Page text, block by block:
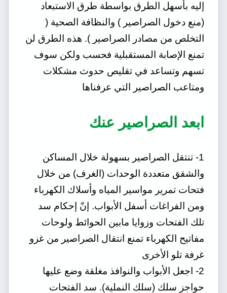
إليه بأسهل الطرق بواسطة طرق الاستبعاد
(منع دخول الصراصير ) والنظافة الصحية (
التخلص من مصادر الصراصير ). هذه الطرق لن
تمنع الإصابة المستقبلية فحسب ولكن سوف
تسهم وتساعد في تقليص حدوث مشكلات
ومتاعب الصراصير التي عرفناها
ابعد الصراصير عنك
1- تنتقل الصراصير بسهولة خلال المساكن
والشقق متعددة الوحدات (الغرف) من خلال
فتحات تمرير مواسير المياه وأسلاك الكهرباء
ومن الفراغات أسفل الأبواب. إنّ إحكام سد
تلك الفتحات وزوايا مابين الحوائط ولوحات
مفاتيح الكهرباء تمنع انتقال الصراصير من غزو
غرفة تلو الأخرى
2- اجعل الأبواب والنوافذ مغلقة وضع عليها
حواجز سلك (سلك النملية). سد الفتحات